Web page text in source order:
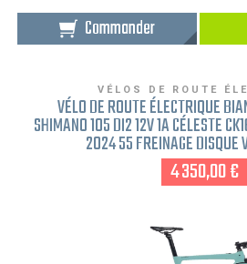
Commander
VÉLOS DE ROUTE
VÉLO DE ROUTE ÉLECTRIQUE
SHIMANO 105 DI2 12V 1A CÉLESTE
2024 55 FREINAGE DISQUE
4 350,00 €